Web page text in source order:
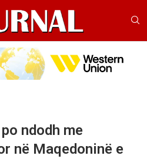
ndodh me
në Maqedoninë e